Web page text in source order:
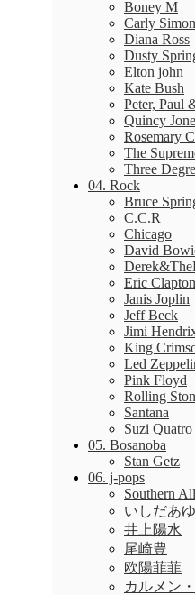
Boney M
Carly Simon
Diana Ross
Dusty
Elton john
Kate Bush
Peter, Paul
Quincy
Rosemary
The
Three
04. Rock
Bruce
C.C.R
Chicago
David
Eric Clapton
Janis Joplin
Jeff Beck
Jimi
King
Led
Pink Floyd
Rolling
Santana
Suzi Quatro
05. Bosanoba
Stan Getz
06. j-pops
Southern
いしだあ
井上陽水
尾崎豊
欧陽菲菲
カルメン